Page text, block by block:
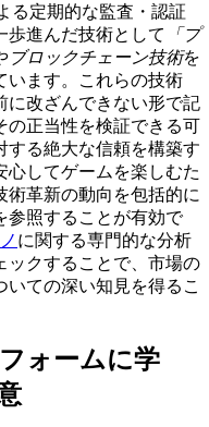
る定期的な監査・認証
歩進んだ技術として
「プ
ブロックチェーン技術を
います。これらの技術
に改ざんできない形で記
の正当性を検証できる可
する絶大な信頼を構築す
心してゲームを楽しむた
術革新の動向を包括的に
参照することが有効で
に関する専門的な分析
ックすることで、市場の
いての深い知見を得るこ
ォームに学